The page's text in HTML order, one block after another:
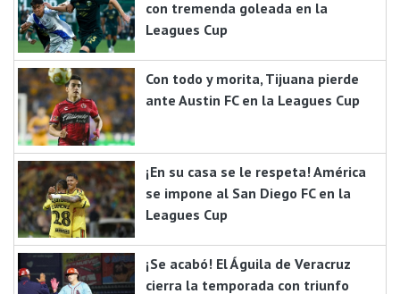
con tremenda goleada en la
Leagues Cup
Con todo y morita, Tijuana pierde
ante Austin FC en la Leagues Cup
¡En su casa se le respeta! América
se impone al San Diego FC en la
Leagues Cup
¡Se acabó! El Águila de Veracruz
cierra la temporada con triunfo